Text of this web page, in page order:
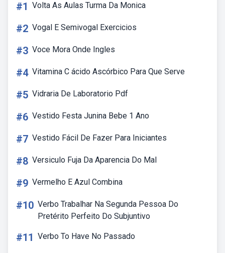
#1 Volta As Aulas Turma Da Monica
#2 Vogal E Semivogal Exercicios
#3 Voce Mora Onde Ingles
#4 Vitamina C ácido Ascórbico Para Que Serve
#5 Vidraria De Laboratorio Pdf
#6 Vestido Festa Junina Bebe 1 Ano
#7 Vestido Fácil De Fazer Para Iniciantes
#8 Versiculo Fuja Da Aparencia Do Mal
#9 Vermelho E Azul Combina
#10 Verbo Trabalhar Na Segunda Pessoa Do
Pretérito Perfeito Do Subjuntivo
#11 Verbo To Have No Passado